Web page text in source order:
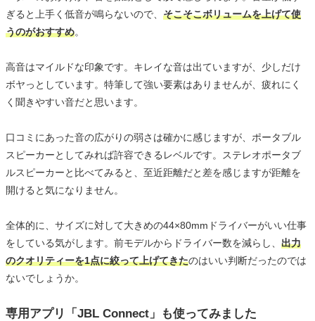
ぎると上手く低音が鳴らないので、 そこそこボリュームを上げて使
うのがおすすめ。
高音はマイルドな印象です。キレイな音は出ていますが、少しだけ
ボヤっとしています。特筆して強い要素はありませんが、疲れにく
く聞きやすい音だと思います。
口コミにあった音の広がりの弱さは確かに感じますが、ポータブル
スピーカーとしてみれば許容できるレベルです。ステレオポータブ
ルスピーカーと比べてみると、至近距離だと差を感じますが距離を
開けると気になりません。
全体的に、サイズに対して大きめの44×80mmドライバーがいい仕事
をしている気がします。前モデルからドライバー数を減らし、 出力
のクオリティーを1点に絞って上げてきたのはいい判断だったのでは
ないでしょうか。
専用アプリ「JBL Connect」も使ってみました